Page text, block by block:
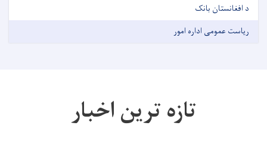
د افغانستان بانک
ریاست عمومی اداره امور
تازه ترین اخبار